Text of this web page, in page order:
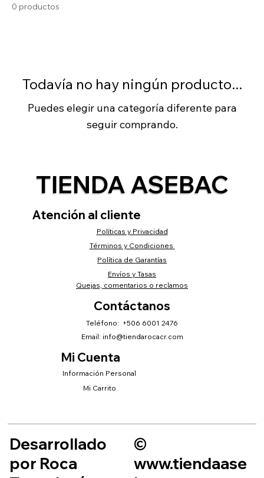
0 productos
Todavía no hay ningún producto...
Puedes elegir una categoría diferente para
seguir comprando.
TIENDA ASEBAC
Atención al cliente
Políticas y Privacidad
Términos y Condiciones
Envíos y Tasas
Política de Garantías
Quejas, comentarios o reclamos
Mi Cuenta
Información Personal
Mi Carrito
Contáctanos
Teléfono: +506 6001 2476
Email: info@tiendarocacr.com
Desarrollado
por Roca
©
www.tiendaase